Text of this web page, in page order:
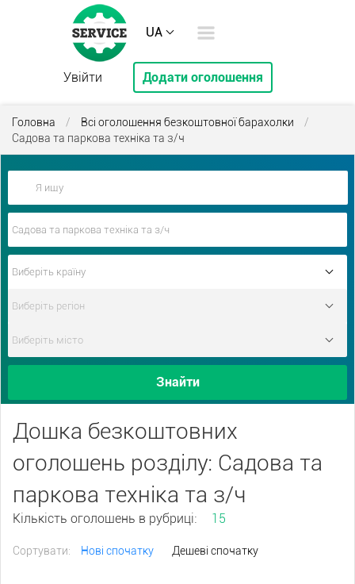
UA
Увійти Додати оголошення
Головна / Всі оголошення безкоштовної барахолки
/
Садова та паркова техніка та з/ч
Знайти
Дошка безкоштовних
оголошень розділу: Садова та
паркова техніка та з/ч
Кількість оголошень в рубриці: 15
Сортувати: Нові спочатку Дешеві спочатку